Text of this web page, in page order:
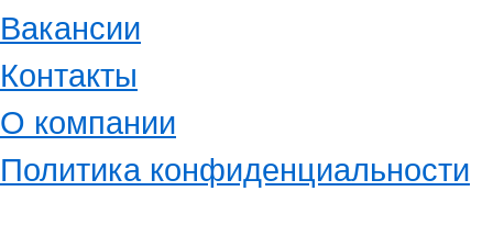
Вакансии
Контакты
О компании
Политика конфиденциальности